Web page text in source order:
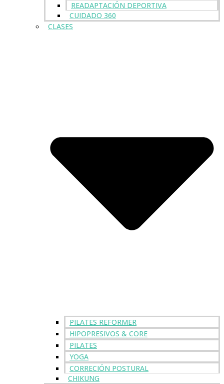
READAPTACIÓN DEPORTIVA
CUIDADO 360
CLASES
PILATES REFORMER
HIPOPRESIVOS & CORE
PILATES
YOGA
CORRECIÓN POSTURAL
CHIKUNG